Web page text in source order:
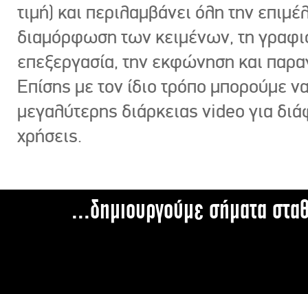
τιμή) και περιλαμβάνει όλη την
διαμόρφωση των κειμένων, τη
επεξεργασία, την εκφώνηση και
Επίσης με τον ίδιο τρόπο μπορούμε
μεγαλύτερης διάρκειας video για
χρήσεις.
...δημιουργούμε σήματα